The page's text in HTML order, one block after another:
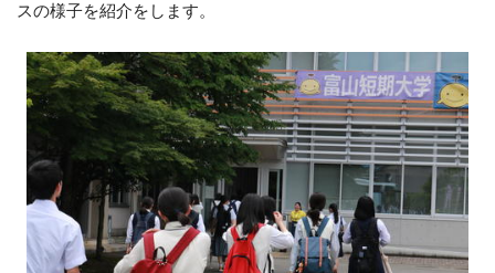
スの様子を紹介をします。